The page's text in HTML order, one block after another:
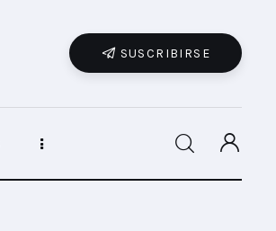
SUSCRIBIRSE